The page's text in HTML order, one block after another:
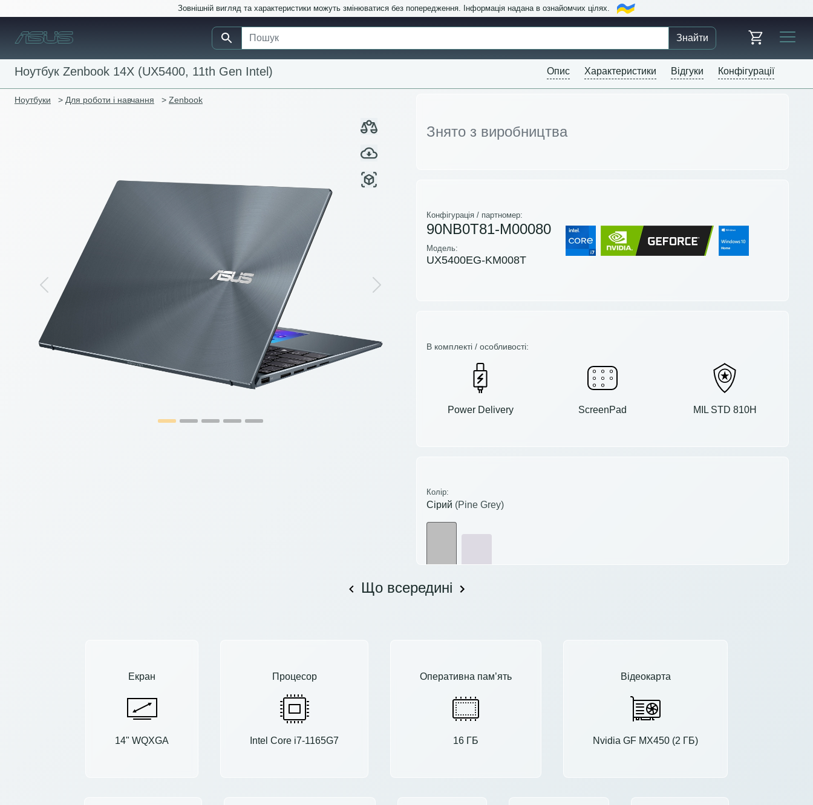
Зовнішній вигляд та характеристики можуть змінюватися без попередження. Інформація надана в ознайомчих цілях.
Знайти
Ноутбук Zenbook 14X (UX5400, 11th Gen Intel) Опис Характеристики Відгуки Конфігурації
Ноутбуки > Для роботи і навчання > Zenbook
Previous Next
Знято з виробництва
Конфігурація / партномер:
90NB0T81-M00080
Модель:
UX5400EG-KM008T
В комплекті / особливості:
Power Delivery ScreenPad MIL STD 810H
Колір:
Сірий (Pine Grey)
Що всередині
Екран
14" WQXGA
Процесор
Intel Core i7-1165G7
Оперативна пам’ять
16 ГБ
Відеокарта
Nvidia GF MX450 (2 ГБ)